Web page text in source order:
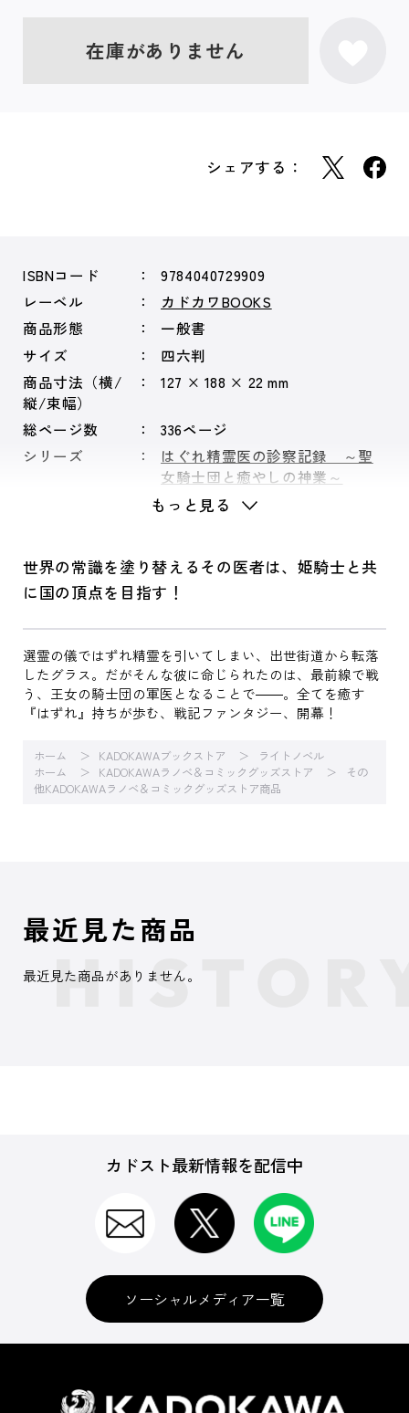
在庫がありません
シェアする：
ISBNコード
9784040729909
レーベル
カドカワBOOKS
商品形態
一般書
サイズ
四六判
商品寸法（横/
縦/束幅）
127 × 188 × 22 mm
総ページ数
336ページ
シリーズ
はぐれ精霊医の診察記録 ～聖
女騎士団と癒やしの神業～
もっと見る
世界の常識を塗り替えるその医者は、姫騎士と共
に国の頂点を目指す！
選霊の儀ではずれ精霊を引いてしまい、出世街道から転落
したグラス。だがそんな彼に命じられたのは、最前線で戦
う、王女の騎士団の軍医となることで――。全てを癒す
『はずれ』持ちが歩む、戦記ファンタジー、開幕！
ホーム KADOKAWAブックストア
ライトノベル
ホーム
KADOKAWAラノベ＆コミックグッズストア
その
他KADOKAWAラノベ＆コミックグッズストア商品
最近見た商品
最近見た商品がありません。
カドスト最新情報を配信中
ソーシャルメディア一覧